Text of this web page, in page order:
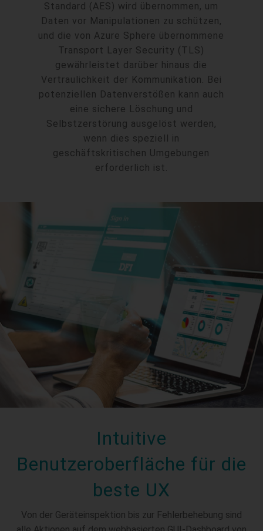
Standard (AES) wird übernommen, um
Daten vor Manipulationen zu schützen,
und die von Azure Sphere übernommene
Transport Layer Security (TLS)
gewährleistet darüber hinaus die
Vertraulichkeit der Kommunikation. Bei
potenziellen Datenverstößen kann auch
eine sichere Löschung und
Selbstzerstörung ausgelöst werden,
wenn dies speziell in
geschäftskritischen Umgebungen
erforderlich ist.
Intuitive
Benutzeroberfläche für die
beste UX
Von der Geräteinspektion bis zur Fehlerbehebung sind